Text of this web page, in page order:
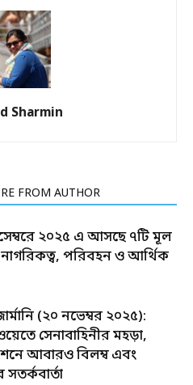
Sharmin
FROM AUTHOR
২০২৫ এ আসছে ৭টি মূল
পরিবহন ও আর্থিক
(২০ নভেম্বর ২০২৫):
সেনাবাহিনীর মহড়া,
আবারও বিলম্ব এবং